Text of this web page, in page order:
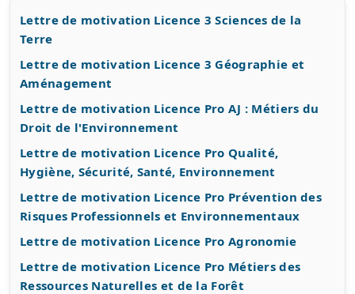
Lettre de motivation Licence 3 Sciences de la
Terre
Lettre de motivation Licence 3 Géographie et
Aménagement
Lettre de motivation Licence Pro AJ : Métiers du
Droit de l'Environnement
Lettre de motivation Licence Pro Qualité,
Hygiène, Sécurité, Santé, Environnement
Lettre de motivation Licence Pro Prévention des
Risques Professionnels et Environnementaux
Lettre de motivation Licence Pro Agronomie
Lettre de motivation Licence Pro Métiers des
Ressources Naturelles et de la Forêt